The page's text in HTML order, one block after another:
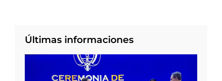
Últimas informaciones